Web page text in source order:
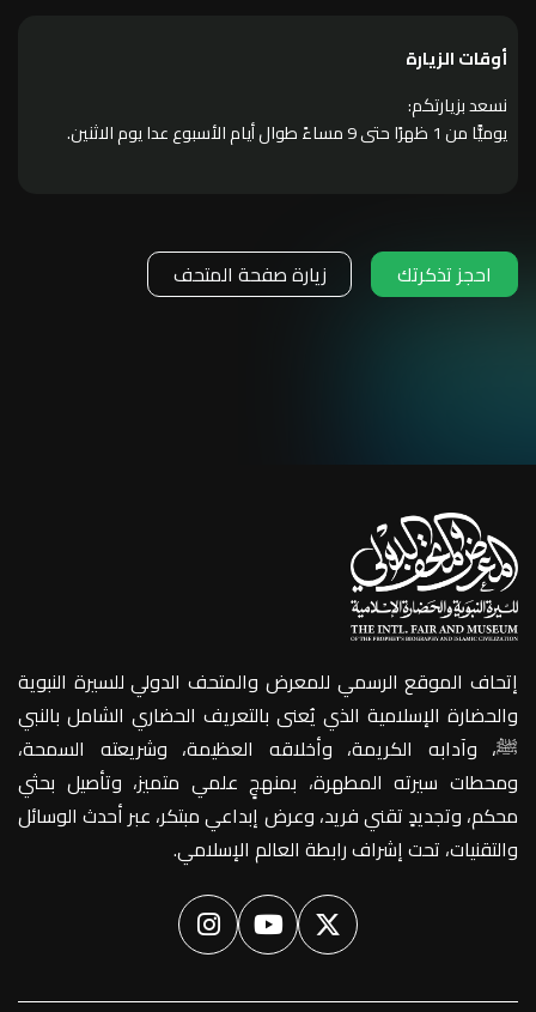
أوقات الزيارة
نسعد بزيارتكم:
يوميًّا من 1 ظهرًا حتى 9 مساءً طوال أيام الأسبوع عدا يوم الاثنين.
احجز تذكرتك زيارة صفحة المتحف
إتحاف الموقع الرسمي للمعرض والمتحف الدولي للسيرة النبوية
والحضارة الإسلامية الذي يُعنى بالتعريف الحضاري الشامل بالنبي
ﷺ، وآدابه الكريمة، وأخلاقه العظيمة، وشريعته السمحة،
ومحطات سيرته المطهرة، بمنهجٍ علمي متميز، وتأصيل بحثي
محكم، وتجديدٍ تقني فريد، وعرض إبداعي مبتكر، عبر أحدث الوسائل
والتقنيات، تحت إشراف رابطة العالم الإسلامي.